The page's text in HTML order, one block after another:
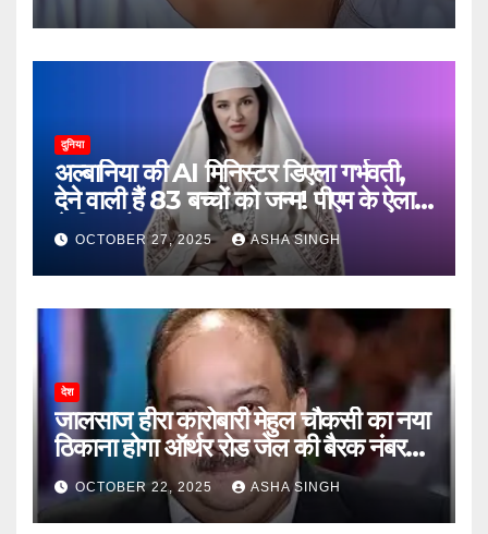
दुनिया
अल्बानिया की AI मिनिस्‍टर डिएला गर्भवती,
देने वाली हैं 83 बच्चों को जन्‍म! पीएम के ऐलान
ने किया हैरान
OCTOBER 27, 2025 ASHA SINGH
देश
जालसाज हीरा कारोबारी मेहुल चौकसी का नया
ठिकाना होगा ऑर्थर रोड जेल की बैरक नंबर
12OCTOBER 22, 2025 ASHA SINGH